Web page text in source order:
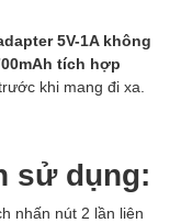
5V-1A không
tích hợp
khi mang đi xa.
sử dụng:
nhấn nút 2 lần liên